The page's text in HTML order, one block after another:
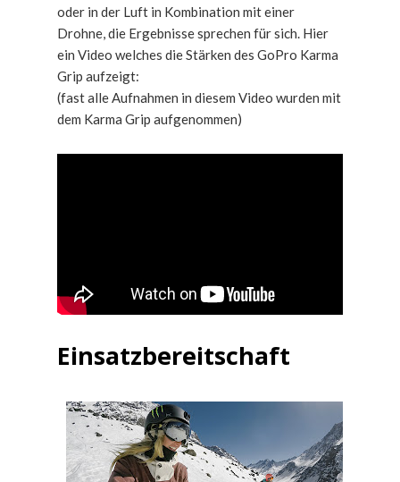
oder in der Luft in Kombination mit einer
Drohne, die Ergebnisse sprechen für sich. Hier
ein Video welches die Stärken des GoPro Karma
Grip aufzeigt:
(fast alle Aufnahmen in diesem Video wurden mit
dem Karma Grip aufgenommen)
Einsatzbereitschaft